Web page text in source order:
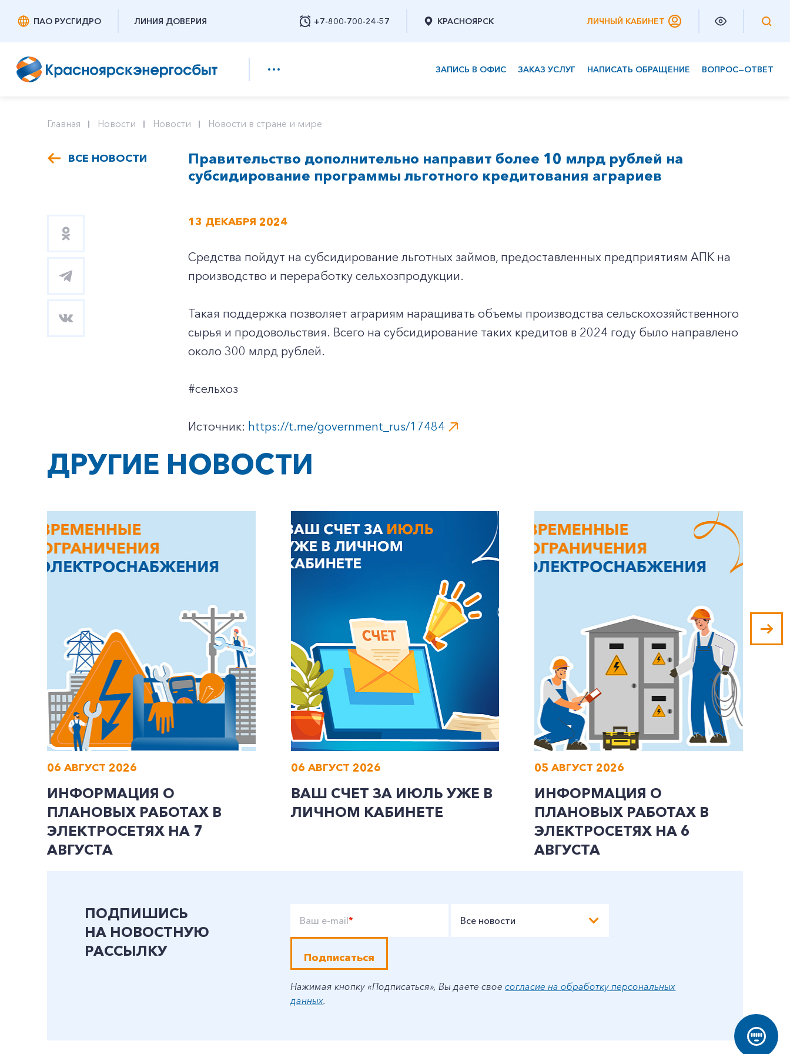
ПАО РУСГИДРО ЛИНИЯ ДОВЕРИЯ +7-800-700-24-57
Заказать обратный звонок
КРАСНОЯРСК ЛИЧНЫЙ КАБИНЕТ
ЗАПИСЬ В ОФИС ЗАКАЗ УСЛУГ НАПИСАТЬ ОБРАЩЕНИЕ ВОПРОС—ОТВЕТ
+7-800-700-24-57
Заказать обратный звонок
Частным клиентам
Корпоративным клиентам
Главная Новости Новости Новости в стране и мире
ВСЕ НОВОСТИ
Правительство дополнительно направит более 10 млрд рублей на
субсидирование программы льготного кредитования аграриев
13 ДЕКАБРЯ 2024
Средства пойдут на субсидирование льготных займов, предоставленных предприятиям АПК на
производство и переработку сельхозпродукции.
Такая поддержка позволяет аграриям наращивать объемы производства сельскохозяйственного
сырья и продовольствия. Всего на субсидирование таких кредитов в 2024 году было направлено
около 300 млрд рублей.
#сельхоз
Источник: https://t.me/government_rus/17484
ДРУГИЕ НОВОСТИ
06 АВГУСТ 2026
ИНФОРМАЦИЯ О
ПЛАНОВЫХ РАБОТАХ В
ЭЛЕКТРОСЕТЯХ НА 7
АВГУСТА
06 АВГУСТ 2026
ВАШ СЧЕТ ЗА ИЮЛЬ УЖЕ В
ЛИЧНОМ КАБИНЕТЕ
05 АВГУСТ 2026
ИНФОРМАЦИЯ О
ПЛАНОВЫХ РАБОТАХ В
ЭЛЕКТРОСЕТЯХ НА 6
АВГУСТА
ПОДПИШИСЬ
НА НОВОСТНУЮ
РАССЫЛКУ
Ваш e-mail* Все новости
Подписаться
Нажимая кнопку «Подписаться», Вы даете своесогласие на обработку персональных
данных.